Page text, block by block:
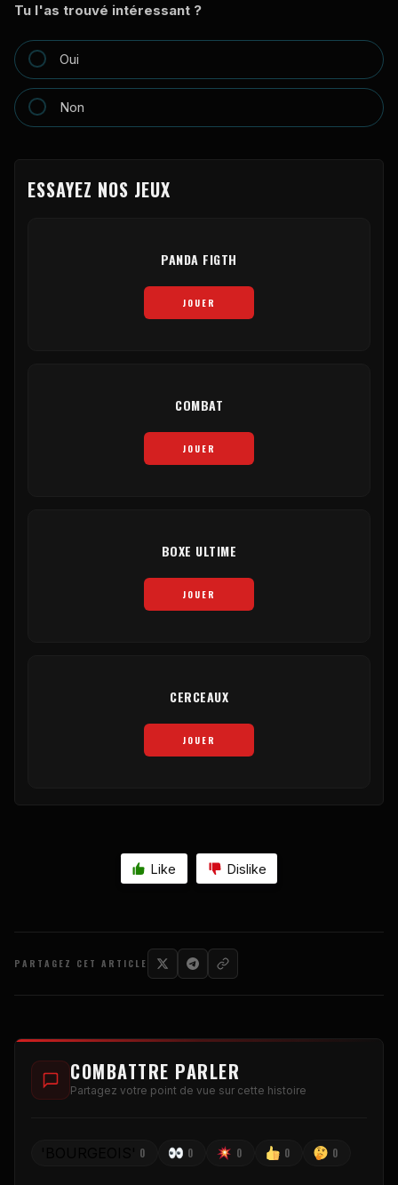
Tu l'as trouvé intéressant ?
Oui
Non
ESSAYEZ NOS JEUX
PANDA FIGTH
JOUER
COMBAT
JOUER
BOXE ULTIME
JOUER
CERCEAUX
JOUER
Like Dislike
PARTAGEZ CET ARTICLE
COMBATTRE PARLER
Partagez votre point de vue sur cette histoire
0 0 0 0 0